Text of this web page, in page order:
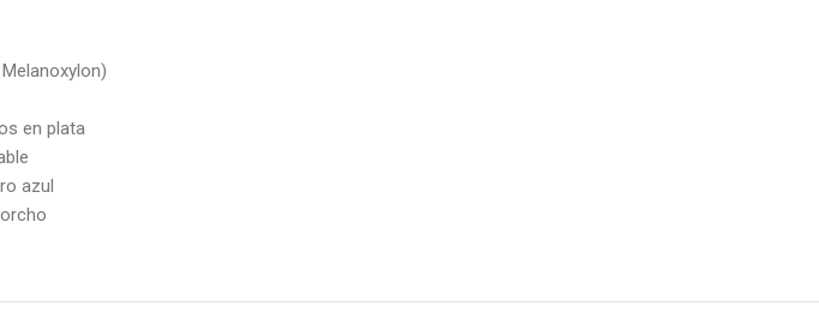
en plata
azul